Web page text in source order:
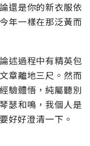
還是你的新衣服依
年一樣在那泛黃而
述過程中有精英包
章離地三尺。然而
驗體悟，純屬聽別
瑟和鳴，我個人是
好好澄清一下。